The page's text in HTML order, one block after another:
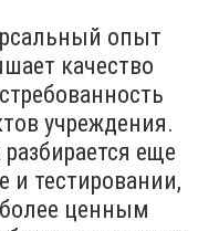
опыт
качество
учреждения.
еще
и тестировании,
ценным